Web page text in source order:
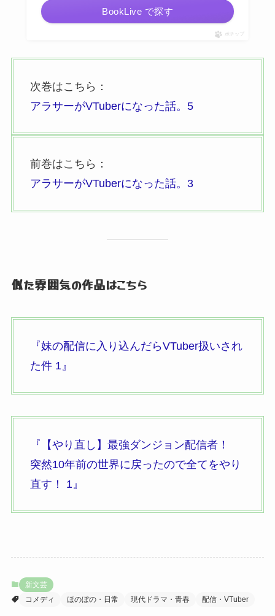
BookLive で探す
ポチップ
次巻はこちら：
アラサーがVTuberになった話。 5
前巻はこちら：
アラサーがVTuberになった話。 3
似た雰囲気の作品はこちら
『妹の配信に入り込んだらVTuber扱いされ
た件 1』
『【やり直し】最強ダンジョン配信者！
突然10年前の世界に戻ったので全てをやり
直す！
1』
新文芸
コメディ
ほのぼの・日常 現代ドラマ・青春 配信・VTuber